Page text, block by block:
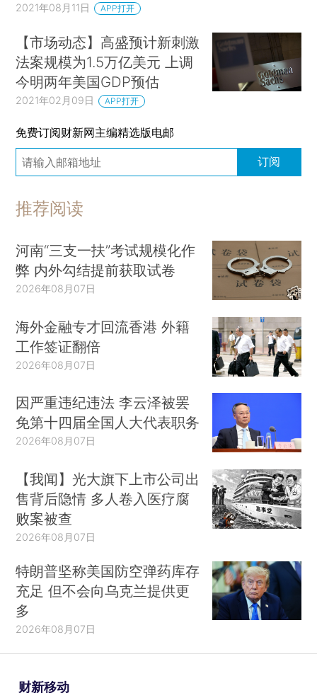
2021年08月11日 APP打开
【市场动态】高盛预计新刺激
法案规模为1.5万亿美元 上调
今明两年美国GDP预估
2021年02月09日 APP打开
免费订阅财新网主编精选版电邮
订阅
推荐阅读
河南“三支一扶”考试规模化作
弊 内外勾结提前获取试卷
2026年08月07日
海外金融专才回流香港 外籍
工作签证翻倍
2026年08月07日
因严重违纪违法 李云泽被罢
免第十四届全国人大代表职务
2026年08月07日
【我闻】光大旗下上市公司出
售背后隐情 多人卷入医疗腐
败案被查
2026年08月07日
特朗普坚称美国防空弹药库存
充足 但不会向乌克兰提供更
多
2026年08月07日
财新移动